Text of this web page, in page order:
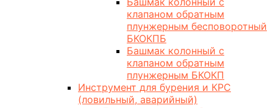
клапаном обратным
плунжерным бесповоротный
БКОКПБ
Башмак колонный с
клапаном обратным
плунжерным БКОКП
Инструмент для бурения и КРС
(ловильный, аварийный)